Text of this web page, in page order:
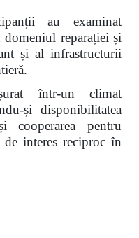
au examinat
reparației și
și al infrastructurii
într-un climat
și disponibilitatea
pentru
de interes reciproc în